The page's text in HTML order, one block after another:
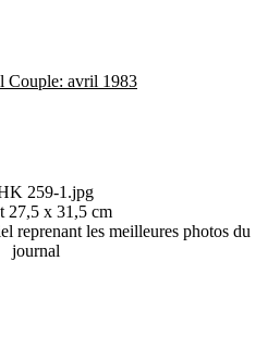
Couple: avril 1983
27,5 x 31,5 cm
reprenant les meilleures photos du
journal